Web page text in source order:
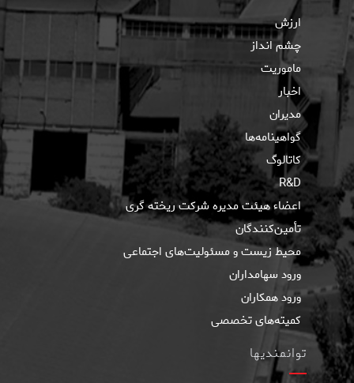
ارزش
چشم انداز
ماموریت
اخبار
مدیران
گواهینامه‌ها
کاتالوگ
R&D
اعضاء هیئت مدیره شرکت ریخته گری
تأمین‌کنندگان
محیط زیست و مسئولیت‌های اجتماعی
ورود سهامداران
ورود همکاران
کمیته‌های تخصصی
توانمندیها